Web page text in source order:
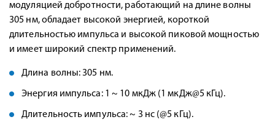
модуляцией добротности, работающий на длине волны
305 нм, обладает высокой энергией, короткой
длительностью импульса и высокой пиковой мощностью
и имеет широкий спектр применений.
Длина волны: 305 нм.
Энергия импульса: 1 ~ 10 мкДж (1 мкДж@5 кГц).
Длительность импульса: ~ 3 нс (@5 кГц).